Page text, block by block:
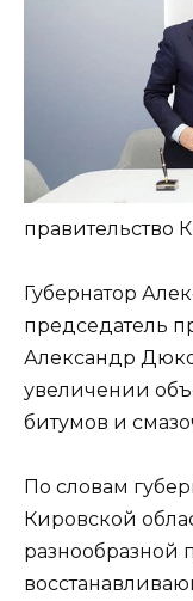
правительство
Губернатор
председатель
Александр
увеличении
битумов и
По словам
Кировской
разнообразной